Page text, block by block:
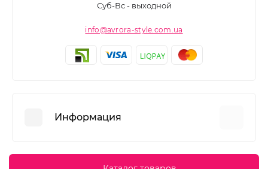
Суб-Вс - выходной
info@avrora-style.com.ua
Информация